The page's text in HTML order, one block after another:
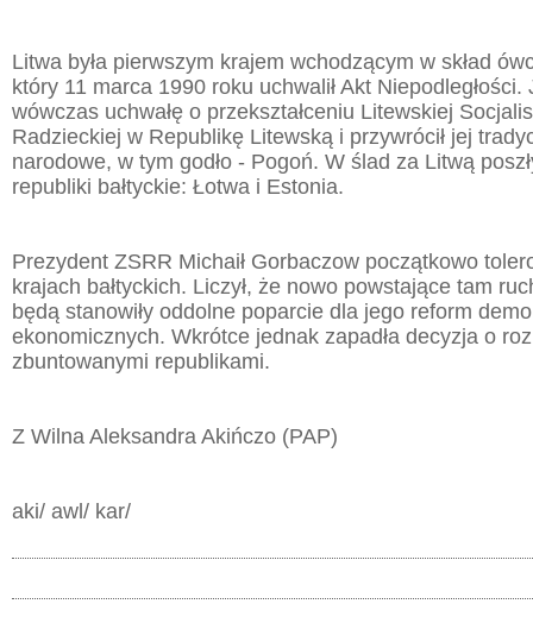
Litwa była pierwszym krajem wchodzącym w skład
który 11 marca 1990 roku uchwalił Akt Niepodległości.
wówczas uchwałę o przekształceniu Litewskiej
Radzieckiej w Republikę Litewską i przywrócił jej
narodowe, w tym godło - Pogoń. W ślad za Litwą
republiki bałtyckie: Łotwa i Estonia.
Prezydent ZSRR Michaił Gorbaczow początkowo
krajach bałtyckich. Liczył, że nowo powstające tam
będą stanowiły oddolne poparcie dla jego reform
ekonomicznych. Wkrótce jednak zapadła decyzja o
zbuntowanymi republikami.
Z Wilna Aleksandra Akińczo (PAP)
aki/ awl/ kar/